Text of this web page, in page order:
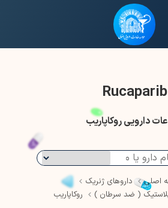
Rucaparib
دارویی روکاپاریب
اصلی
داروهای ژنریک
( ضد سرطان )
روکاپاریب